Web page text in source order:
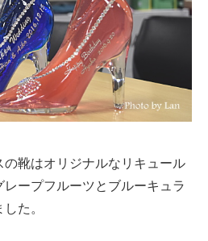
靴はオリジナルなリキュール
ープフルーツとブルーキュラ
た。